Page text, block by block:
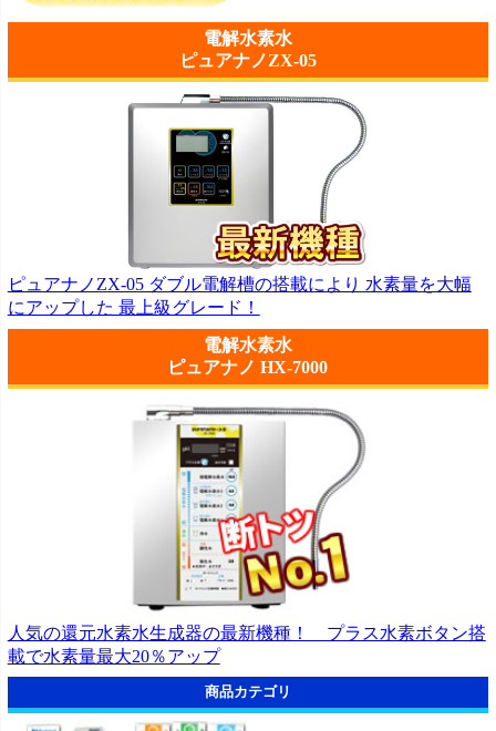
電解水素水
ピュアナノZX-05
ピュアナノZX-05 ダブル電解槽の搭載により 水素量を大幅
にアップした 最上級グレード！
電解水素水
ピュアナノ HX-7000
人気の還元水素水生成器の最新機種！ プラス水素ボタン搭
載で水素量最大20％アップ
商品カテゴリ